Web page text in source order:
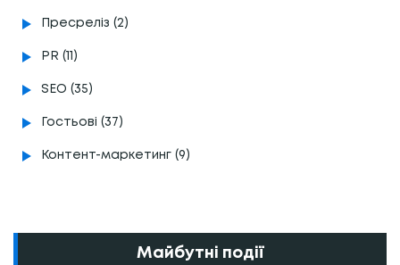
Пресреліз (2)
PR (11)
SEO (35)
Гостьові (37)
Контент-маркетинг (9)
Майбутні події